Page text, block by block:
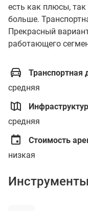
есть как плюсы,
больше.
Прекрасный
работающего
Транспортная
средняя
средняя
Стоимость
низкая